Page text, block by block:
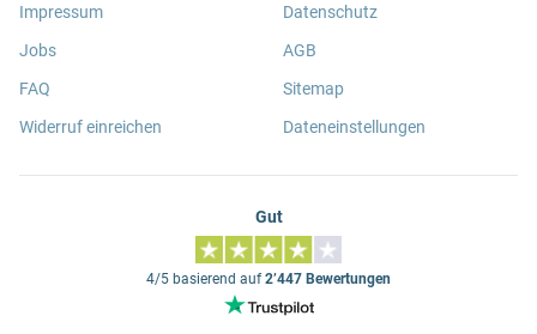
Impressum
Jobs
FAQ
Widerruf einreichen
Datenschutz
AGB
Sitemap
Dateneinstellungen
Gut
4/5 basierend auf2’447 Bewertungen